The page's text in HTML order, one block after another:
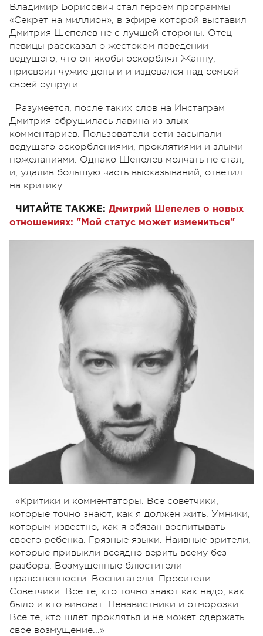
Владимир Борисович стал героем программы
«Секрет на миллион», в эфире которой выставил
Дмитрия Шепелев не с лучшей стороны. Отец
певицы рассказал о жестоком поведении
ведущего, что он якобы оскорблял Жанну,
присвоил чужие деньги и издевался над семьей
своей супруги.
Разумеется, после таких слов на Инстаграм
Дмитрия обрушилась лавина из злых
комментариев. Пользователи сети засыпали
ведущего оскорблениями, проклятиями и злыми
пожеланиями. Однако Шепелев молчать не стал,
и, удалив большую часть высказываний, ответил
на критику.
ЧИТАЙТЕ ТАКЖЕ: Дмитрий Шепелев о новых
отношениях: "Мой статус может измениться"
«Критики и комментаторы. Все советчики,
которые точно знают, как я должен жить. Умники,
которым известно, как я обязан воспитывать
своего ребенка. Грязные языки. Наивные зрители,
которые привыкли всеядно верить всему без
разбора. Возмущенные блюстители
нравственности. Воспитатели. Просители.
Советчики. Все те, кто точно знают как надо, как
было и кто виноват. Ненавистники и отморозки.
Все те, кто шлет проклятья и не может сдержать
свое возмущение...»